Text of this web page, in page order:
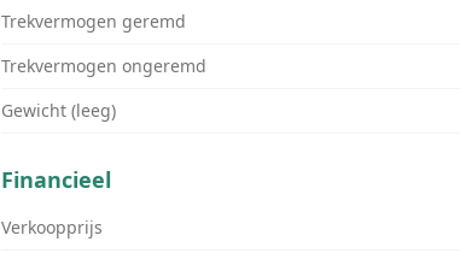
Trekvermogen geremd
Trekvermogen ongeremd
Gewicht (leeg)
Financieel
Verkoopprijs